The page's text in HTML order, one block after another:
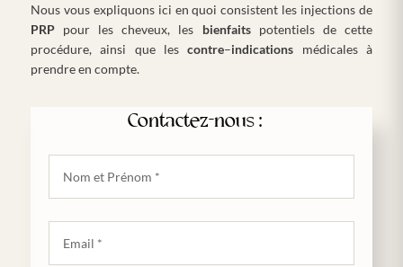
Nous vous expliquons ici en quoi consistent les injections de
PRPpour les cheveux, les bienfaitspotentiels de cette
procédure, ainsi que lescontre–indications médicales à
prendre en compte.
Contactez-nous :